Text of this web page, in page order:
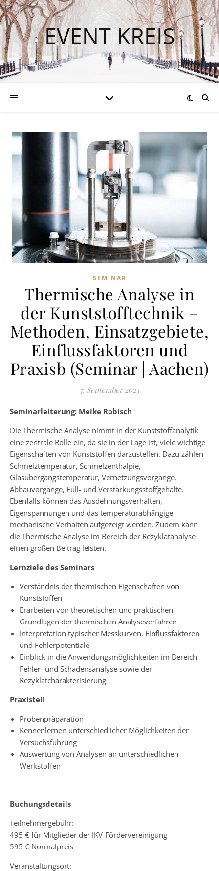
EVENT KREIS
SEMINAR
Thermische Analyse in
der Kunststofftechnik –
Methoden, Einsatzgebiete,
Einflussfaktoren und
Praxisb (Seminar | Aachen)
7. September 2023
Seminarleiterung: Meike Robisch
Die Thermische Analyse nimmt in der Kunststoffanalytik
eine zentrale Rolle ein, da sie in der Lage ist, viele wichtige
Eigenschaften von Kunststoffen darzustellen. Dazu zählen
Schmelztemperatur, Schmelzenthalpie,
Glasübergangstemperatur, Vernetzungsvorgänge,
Abbauvorgänge, Füll- und Verstärkungsstoffgehalte.
Ebenfalls können das Ausdehnungsverhalten,
Eigenspannungen und das temperaturabhängige
mechanische Verhalten aufgezeigt werden. Zudem kann
die Thermische Analyse im Bereich der Rezyklatanalyse
einen großen Beitrag leisten.
Lernziele des Seminars
Verständnis der thermischen Eigenschaften von
Kunststoffen
Erarbeiten von theoretischen und praktischen
Grundlagen der thermischen Analyseverfahren
Interpretation typischer Messkurven, Einflussfaktoren
und Fehlerpotentiale
Einblick in die Anwendungsmöglichkeiten im Bereich
Fehler- und Schadensanalyse sowie der
Rezyklatcharakterisierung
Praxisteil
Probenpräparation
Kennenlernen unterschiedlicher Möglichkeiten der
Versuchsführung
Auswertung von Analysen an unterschiedlichen
Werkstoffen
Buchungsdetails
Teilnehmergebühr:
495 € für Mitglieder der IKV-Fördervereinigung
595 € Normalpreis
Veranstaltungsort: